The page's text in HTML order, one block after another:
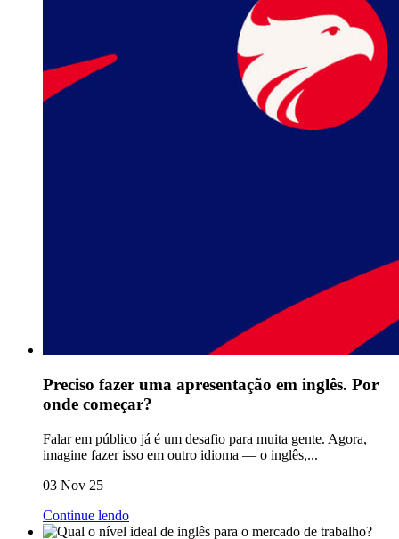
Preciso fazer uma apresentação em inglês. Por
onde começar?
Falar em público já é um desafio para muita gente. Agora,
imagine fazer isso em outro idioma — o inglês,...
03 Nov 25
Continue lendo